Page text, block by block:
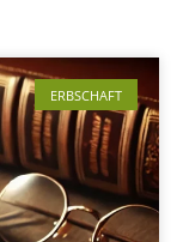
ERBSCHAFT